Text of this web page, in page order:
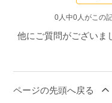
0人中0人がこの
他にご質問がございま
ページの先頭へ戻る